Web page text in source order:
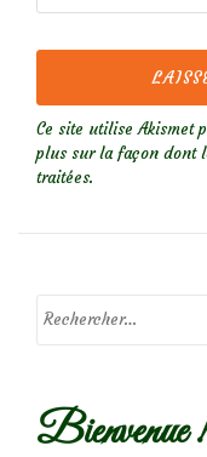
Ce site utilise Akismet
plus sur la façon dont
traitées.
Bienvenue !